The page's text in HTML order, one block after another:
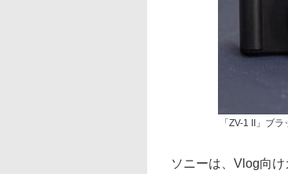
「ZV-1 II」ブ
ソニーは、Vlog向